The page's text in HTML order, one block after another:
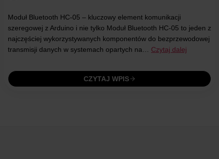
Moduł Bluetooth HC-05 – kluczowy element komunikacji
szeregowej z Arduino i nie tylko Moduł Bluetooth HC-05 to jeden z
najczęściej wykorzystywanych komponentów do bezprzewodowej
transmisji danych w systemach opartych na… Czytaj dalej
CZYTAJ WPIS